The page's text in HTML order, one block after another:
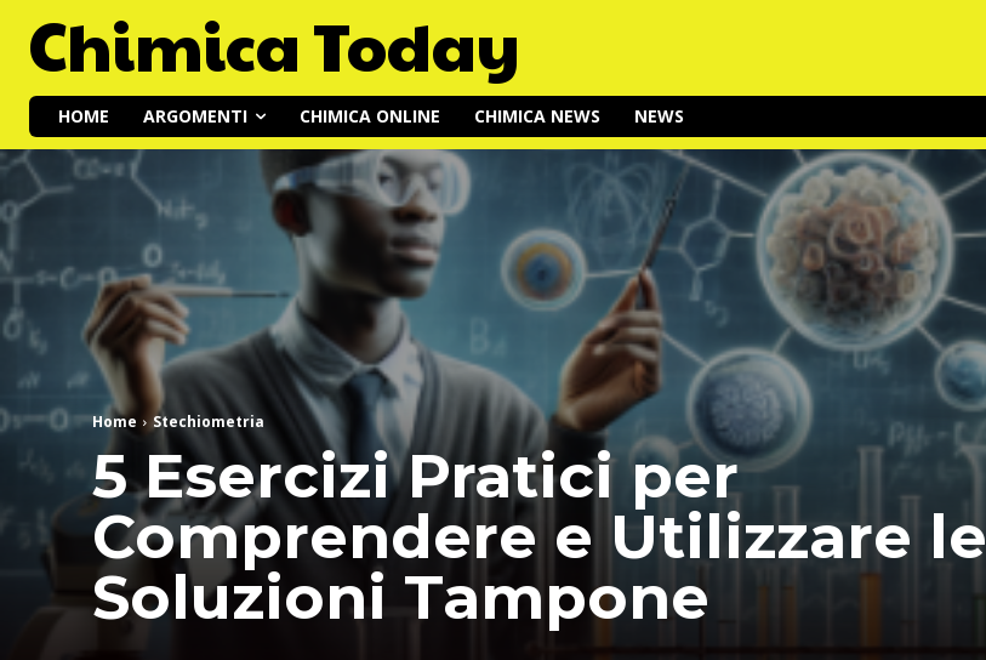
Chimica Today
HOME ARGOMENTI CHIMICA ONLINE CHIMICA NEWS NEWS
Home Stechiometria
5 Esercizi Pratici per
Comprendere e Utilizzare le
Soluzioni Tampone